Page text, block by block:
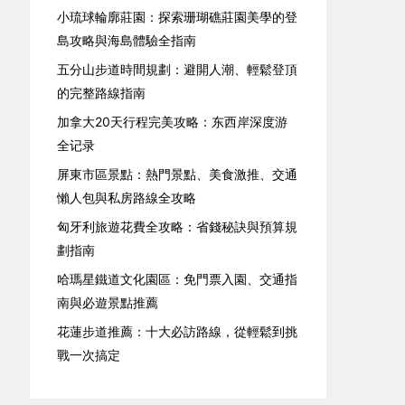
小琉球輪廓莊園：探索珊瑚礁莊園美學的登
島攻略與海島體驗全指南
五分山步道時間規劃：避開人潮、輕鬆登頂
的完整路線指南
加拿大20天行程完美攻略：东西岸深度游
全记录
屏東市區景點：熱門景點、美食激推、交通
懶人包與私房路線全攻略
匈牙利旅遊花費全攻略：省錢秘訣與預算規
劃指南
哈瑪星鐵道文化園區：免門票入園、交通指
南與必遊景點推薦
花蓮步道推薦：十大必訪路線，從輕鬆到挑
戰一次搞定